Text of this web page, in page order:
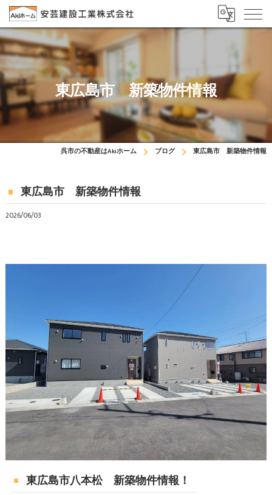
東広島市 新築物件情報
呉市の不動産はAkiホーム ブログ 東広島市 新築物件情報
東広島市 新築物件情報
2026/06/03
東広島市八本松 新築物件情報！